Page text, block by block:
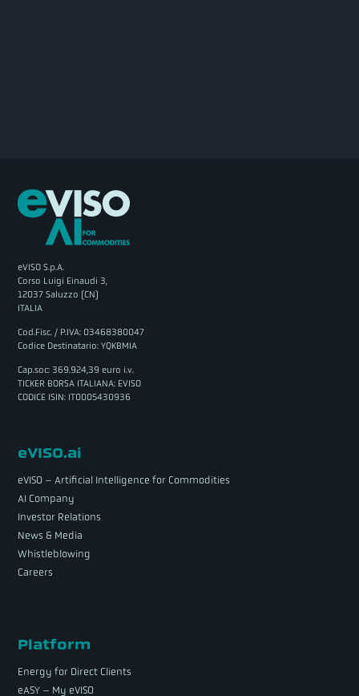
eVISO S.p.A.
Corso Luigi Einaudi 3,
12037 Saluzzo (CN)
ITALIA
Cod.Fisc. / P.IVA: 03468380047
Codice Destinatario: YQKBMIA
Cap.soc: 369.924,39 euro i.v.
TICKER BORSA ITALIANA: EVISO
CODICE ISIN: IT0005430936
eVISO.ai
eVISO – Artificial Intelligence for Commodities
AI Company
Investor Relations
News & Media
Whistleblowing
Careers
Platform
Energy for Direct Clients
eASY – My eVISO